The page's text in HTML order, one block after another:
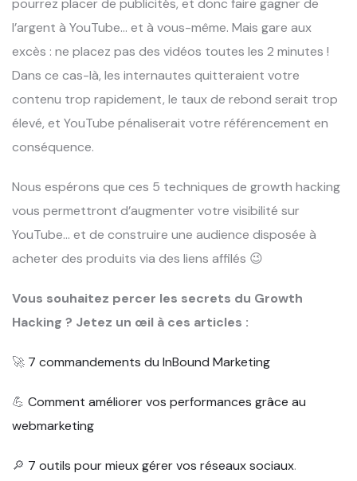
pourrez placer de publicités, et donc faire gagner de
l’argent à YouTube… et à vous-même. Mais gare aux
excès : ne placez pas des vidéos toutes les 2 minutes !
Dans ce cas-là, les internautes quitteraient votre
contenu trop rapidement, le taux de rebond serait trop
élevé, et YouTube pénaliserait votre référencement en
conséquence.
Nous espérons que ces 5 techniques de growth hacking
vous permettront d’augmenter votre visibilité sur
YouTube… et de construire une audience disposée à
acheter des produits via des liens affilés 😉
Vous souhaitez percer les secrets du Growth
Hacking ? Jetez un œil à ces articles :
🚀 7 commandements du InBound Marketing
💪 Comment améliorer vos performances grâce au
webmarketing
🔎 7 outils pour mieux gérer vos réseaux sociaux.